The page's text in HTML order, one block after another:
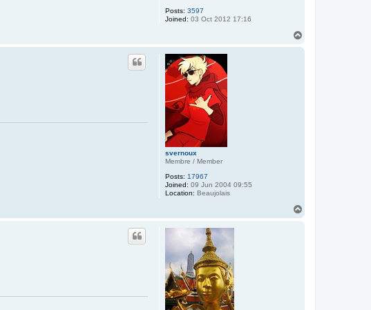
Posts: 3597
Joined: 03 Oct 2012 17:16
svernoux
Membre / Member
Posts: 17967
Joined: 09 Jun 2004 09:55
Location: Beaujolais